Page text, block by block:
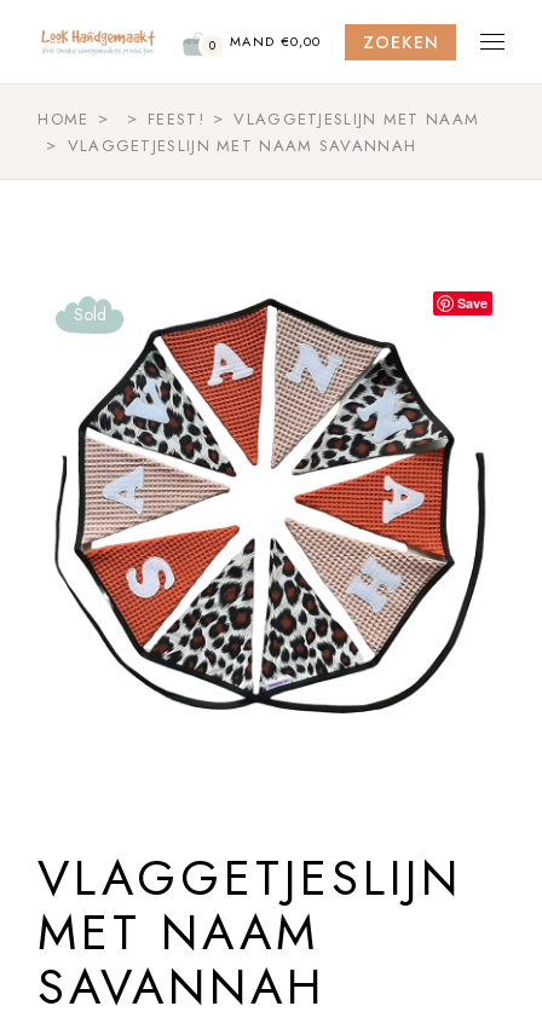
content
0 MAND €0,00 ZOEKEN
HOME FEEST!
VLAGGETJESLIJN MET NAAM
VLAGGETJESLIJN MET NAAM SAVANNAH
Sold Save
VLAGGETJESLIJN
MET NAAM
SAVANNAH